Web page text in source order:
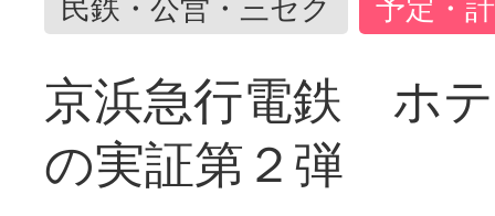
京浜急行電鉄 ホ
の実証第２弾